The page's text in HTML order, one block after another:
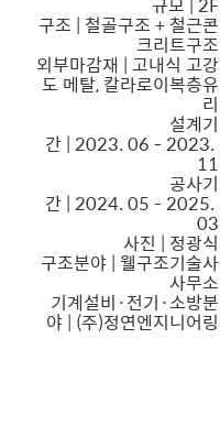
구조 | 철골구조 + 철근콘
크리트구조
외부마감재 | 고내식 고강
도 메탈, 칼라로이복층유
리
설계기
간 | 2023. 06 - 2023.
11
공사기
간 | 2024. 05 - 2025.
03
사진 | 정광식
구조분야 | 웰구조기술사
사무소
기계설비·전기·소방분
야 | (주)정연엔지니어링